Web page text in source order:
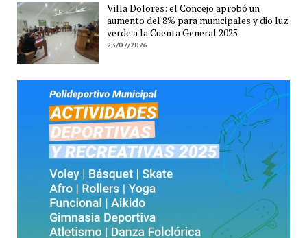
Villa Dolores: el Concejo aprobó un
aumento del 8% para municipales y dio luz
verde a la Cuenta General 2025
23/07/2026